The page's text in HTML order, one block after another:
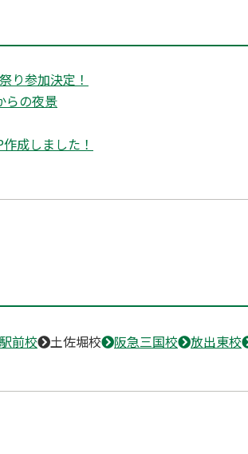
り参加決定！
らの夜景
成しました！
前校 土佐堀校 阪急三国校 放出東校